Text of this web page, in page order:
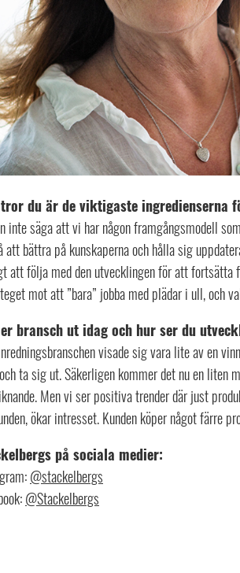
du är de viktigaste ingredienserna
inte säga att vi har någon framgångsmodell
att bättra på kunskaperna och hålla sig
att följa med den utvecklingen för att fortsätta
mot att ”bara” jobba med plädar i ull, och
bransch ut idag och hur ser du
visade sig vara lite av en
ta sig ut. Säkerligen kommer det nu en liten
Men vi ser positiva trender där just
ökar intresset. Kunden köper något färre
på sociala medier:
@stackelbergs
@Stackelbergs